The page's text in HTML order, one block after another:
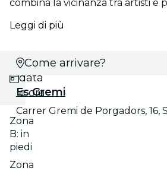
combina la vicinanza tra artisti e
Leggi di più
Scegli
data
e ora
Zona
B: in
piedi
Zona
Come arrivare?
Es Gremi
Carrer Gremi de Porgadors, 16,